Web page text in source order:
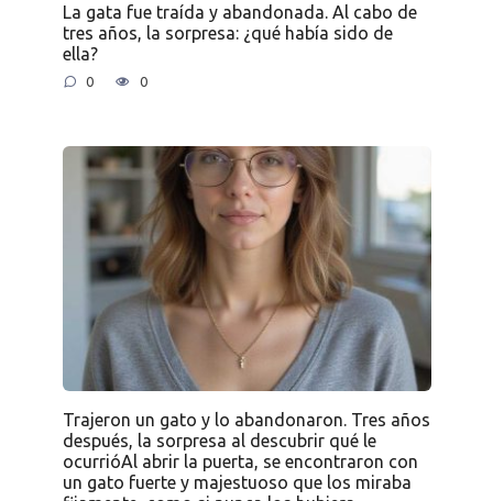
La gata fue traída y abandonada. Al cabo de
tres años, la sorpresa: ¿qué había sido de
ella?
0 0
Trajeron un gato y lo abandonaron. Tres años
después, la sorpresa al descubrir qué le
ocurrióAl abrir la puerta, se encontraron con
un gato fuerte y majestuoso que los miraba